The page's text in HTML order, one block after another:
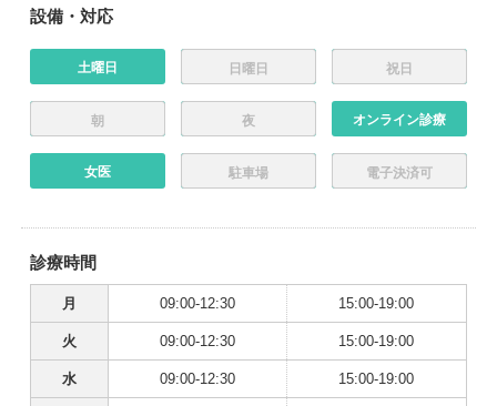
設備・対応
土曜日 日曜日 祝日
朝 夜 オンライン診療
女医 駐車場 電子決済可
診療時間
月 09:00-12:30 15:00-19:00
火 09:00-12:30 15:00-19:00
水 09:00-12:30 15:00-19:00